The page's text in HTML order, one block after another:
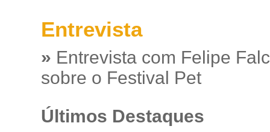
Entrevista
» Entrevista com Felipe
sobre o Festival Pet
Últimos Destaques